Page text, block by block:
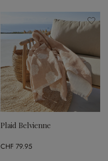
Plaid Belvienne
CHF 79.95